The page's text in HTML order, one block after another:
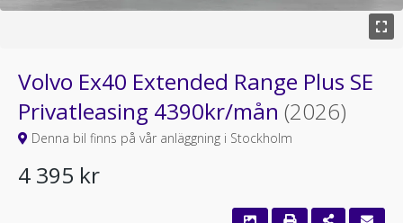
Volvo Ex40 Extended Range Plus SE
Privatleasing 4390kr/mån (2026)
Denna bil finns på vår anläggning i Stockholm
4 395 kr